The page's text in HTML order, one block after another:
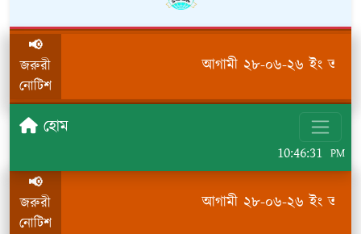
📢
জরুরী
নোটিশ
আগামী ২৮-০৬-২৬ ইং তারিখ
হোম
10:46:31 PM
📢
জরুরী
নোটিশ
আগামী ২৮-০৬-২৬ ইং তারিখ